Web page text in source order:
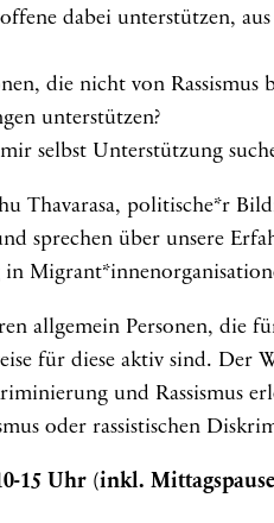
dabei unterstützen,
die nicht von
unterstützen?
selbst Unterstützung
Thavarasa, politische*r
sprechen über unsere
in
allgemein Personen, die
für diese aktiv sind. Der
und Rassismus
oder rassistischen
15 Uhr (inkl.